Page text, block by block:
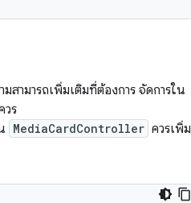
มสามารถเพิ่มเติมที่ต้องการ จัดการใน
ร
MediaCardController ควรเพิ่ม